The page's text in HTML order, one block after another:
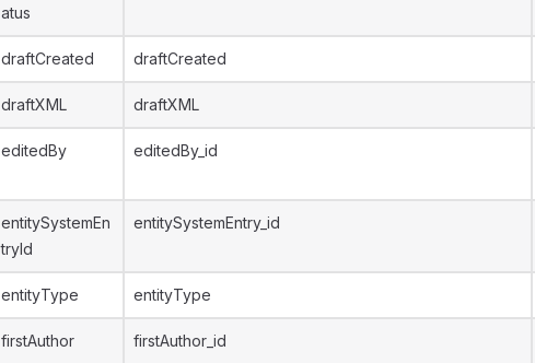
atus
draftCreated draftCreated
draftXML draftXML
editedBy editedBy_id
entitySystemEn
tryId
entitySystemEntry_id
entityType entityType
firstAuthor firstAuthor_id